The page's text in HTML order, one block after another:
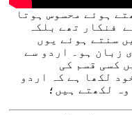
ہوئے محسوس ہوتا
فنکار تھے بلکہ
سنتے ہوئے یوں
زبان ہو۔ اردو سے
کسی قسم کی
لکھا ہے کہ اردو
لکھتے ہیں؛